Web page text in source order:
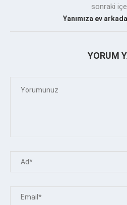
sonraki
Yanımıza ev
YORUM